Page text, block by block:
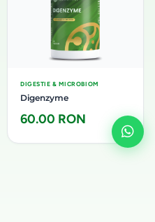
DIGESTIE & MICROBIOM
Digenzyme
60.00 RON